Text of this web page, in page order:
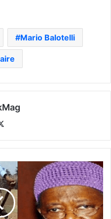
Mario Balotelli